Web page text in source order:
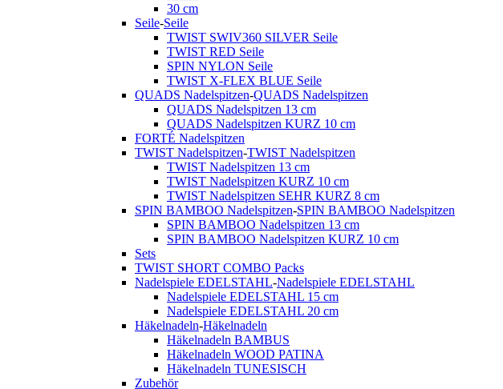
30 cm
Seile-Seile
TWIST SWIV360 SILVER Seile
TWIST RED Seile
SPIN NYLON Seile
TWIST X-FLEX BLUE Seile
QUADS Nadelspitzen-QUADS Nadelspitzen
QUADS Nadelspitzen 13 cm
QUADS Nadelspitzen KURZ 10 cm
FORTÉ Nadelspitzen
TWIST Nadelspitzen-TWIST Nadelspitzen
TWIST Nadelspitzen 13 cm
TWIST Nadelspitzen KURZ 10 cm
TWIST Nadelspitzen SEHR KURZ 8 cm
SPIN BAMBOO Nadelspitzen-SPIN BAMBOO Nadelspitzen
SPIN BAMBOO Nadelspitzen 13 cm
SPIN BAMBOO Nadelspitzen KURZ 10 cm
Sets
TWIST SHORT COMBO Packs
Nadelspiele EDELSTAHL-Nadelspiele EDELSTAHL
Nadelspiele EDELSTAHL 15 cm
Nadelspiele EDELSTAHL 20 cm
Häkelnadeln-Häkelnadeln
Häkelnadeln BAMBUS
Häkelnadeln WOOD PATINA
Häkelnadeln TUNESISCH
Zubehör